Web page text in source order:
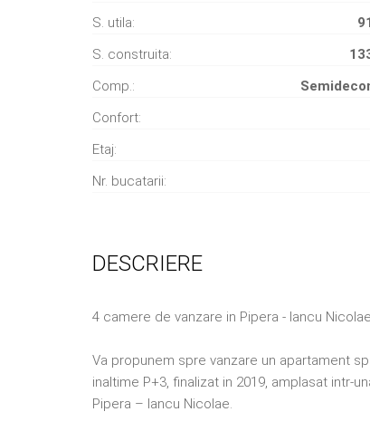
S. utila:
S. construita:
Comp.:
Confort:
Etaj:
Nr. bucatarii:
DESCRIERE
4 camere de vanzare in Pipera - Iancu Nicolae
Va propunem spre vanzare un apartament
inaltime P+3, finalizat in 2019, amplasat intr-
Pipera – Iancu Nicolae.